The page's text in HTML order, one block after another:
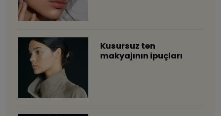
Kusursuz ten
makyajının ipuçları